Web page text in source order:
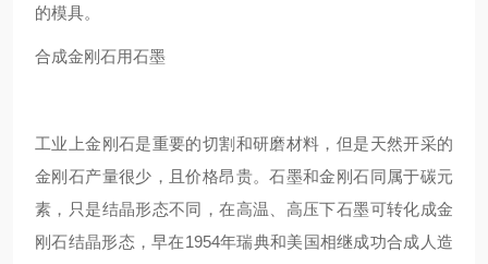
的模具。
合成金刚石用石墨
工业上金刚石是重要的切割和研磨材料，但是天然开采的
金刚石产量很少，且价格昂贵。石墨和金刚石同属于碳元
素，只是结晶形态不同，在高温、高压下石墨可转化成金
刚石结晶形态，早在1954年瑞典和美国相继成功合成人造